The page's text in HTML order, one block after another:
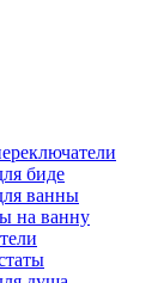
биде
ванны
на ванну